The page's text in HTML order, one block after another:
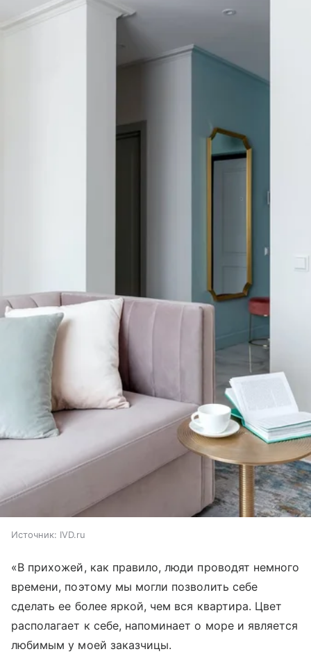
Источник: IVD.ru
«В прихожей, как правило, люди проводят немного
времени, поэтому мы могли позволить себе
сделать ее более яркой, чем вся квартира. Цвет
располагает к себе, напоминает о море и является
любимым у моей заказчицы.